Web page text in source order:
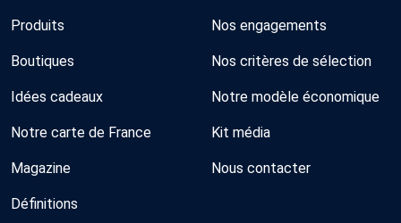
Produits
Boutiques
Idées cadeaux
Notre carte de France
Magazine
Définitions
Nos engagements
Nos critères de sélection
Notre modèle économique
Kit média
Nous contacter